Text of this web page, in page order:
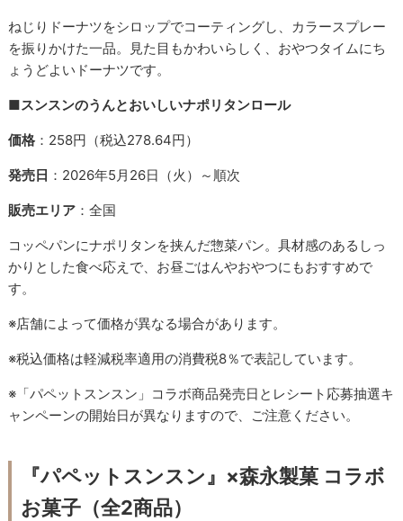
ねじりドーナツをシロップでコーティングし、カラースプレー
を振りかけた一品。見た目もかわいらしく、おやつタイムにち
ょうどよいドーナツです。
■スンスンのうんとおいしいナポリタンロール
価格 ：258円（税込278.64円）
発売日 ：2026年5月26日（火）～順次
販売エリア ：全国
コッペパンにナポリタンを挟んだ惣菜パン。具材感のあるしっ
かりとした食べ応えで、お昼ごはんやおやつにもおすすめで
す。
※店舗によって価格が異なる場合があります。
※税込価格は軽減税率適用の消費税8％で表記しています。
※「パペットスンスン」コラボ商品発売日とレシート応募抽選キ
ャンペーンの開始日が異なりますので、ご注意ください。
『パペットスンスン』×森永製菓 コラボ
お菓子（全2商品）